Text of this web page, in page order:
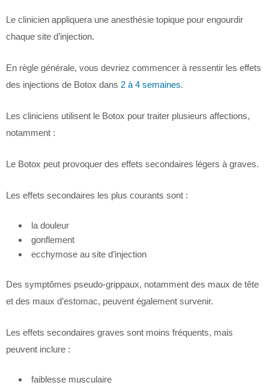
Le clinicien appliquera une anesthésie topique pour engourdir
chaque site d’injection.
En règle générale, vous devriez commencer à ressentir les effets
des injections de Botox dans 2 à 4 semaines.
Les cliniciens utilisent le Botox pour traiter plusieurs affections,
notamment :
Le Botox peut provoquer des effets secondaires légers à graves.
Les effets secondaires les plus courants sont :
la douleur
gonflement
ecchymose au site d’injection
Des symptômes pseudo-grippaux, notamment des maux de tête
et des maux d’estomac, peuvent également survenir.
Les effets secondaires graves sont moins fréquents, mais
peuvent inclure :
faiblesse musculaire